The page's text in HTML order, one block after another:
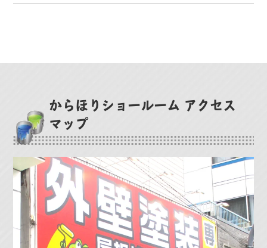
からほりショールーム アクセス
マップ